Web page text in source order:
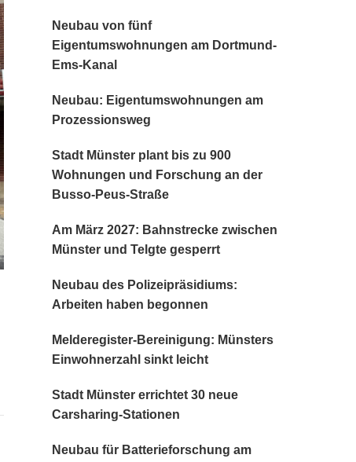
Neubau von fünf
Eigentumswohnungen am Dortmund-
Ems-Kanal
Neubau: Eigentumswohnungen am
Prozessionsweg
Stadt Münster plant bis zu 900
Wohnungen und Forschung an der
Busso-Peus-Straße
Am März 2027: Bahnstrecke zwischen
Münster und Telgte gesperrt
Neubau des Polizeipräsidiums:
Arbeiten haben begonnen
Melderegister-Bereinigung: Münsters
Einwohnerzahl sinkt leicht
Stadt Münster errichtet 30 neue
Carsharing-Stationen
Neubau für Batterieforschung am